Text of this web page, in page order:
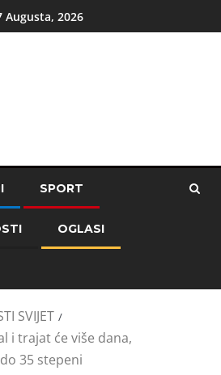
Augusta, 2026
SPORT
OGLASI
SVIJET
i trajat će više dana,
35 stepeni